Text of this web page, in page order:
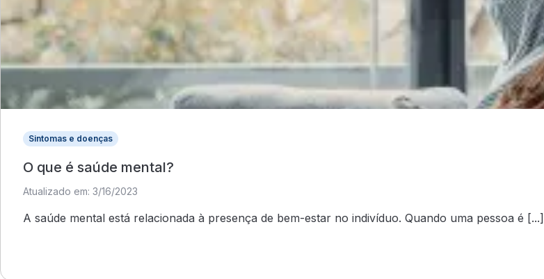
Sintomas e doenças
O que é saúde mental?
Atualizado em: 3/16/2023
A saúde mental está relacionada à presença de bem-estar no indivíduo. Quando uma pessoa é [...]